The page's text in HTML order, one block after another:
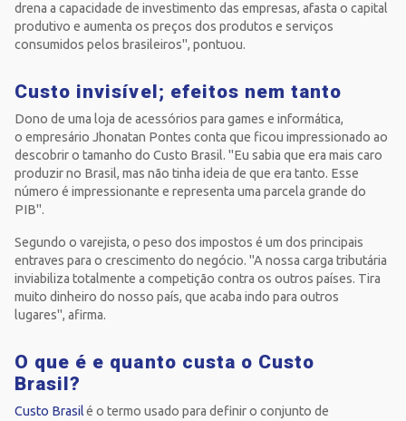
drena a capacidade de investimento das empresas, afasta o capital
produtivo e aumenta os preços dos produtos e serviços
consumidos pelos brasileiros", pontuou.
Custo invisível; efeitos nem tanto
Dono de uma loja de acessórios para games e informática,
o empresário Jhonatan Pontes conta que ficou impressionado ao
descobrir o tamanho do Custo Brasil. "Eu sabia que era mais caro
produzir no Brasil, mas não tinha ideia de que era tanto. Esse
número é impressionante e representa uma parcela grande do
PIB".
Segundo o varejista, o peso dos impostos é um dos principais
entraves para o crescimento do negócio. "A nossa carga tributária
inviabiliza totalmente a competição contra os outros países. Tira
muito dinheiro do nosso país, que acaba indo para outros
lugares", afirma.
O que é e quanto custa o Custo
Brasil?
Custo Brasilé o termo usado para definir o conjunto de